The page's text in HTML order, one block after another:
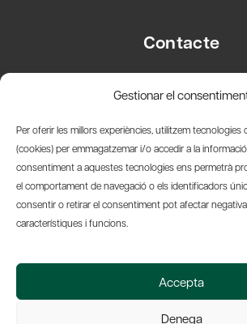
Gestionar el
Per oferir les millors experiències, utilitzem tecnologies
(cookies) per emmagatzemar i/o accedir a la
consentiment a aquestes tecnologies ens permetrà
el comportament de navegació o els identificadors
consentir o retirar el consentiment pot afectar
característiques i funcions.
Accepta
Denega
Contacte
08003 Barcelona
Suscripció Newsletter
© 2026 Societat Econòmica